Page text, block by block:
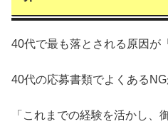
40代で最も落とされる原因が
40代の応募書類でよくあるNG
「これまでの経験を活かし、